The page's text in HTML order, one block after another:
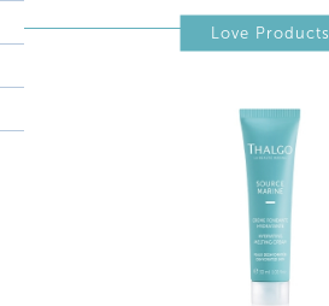
Love Products